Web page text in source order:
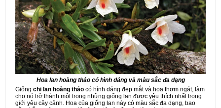
Hoa lan hoàng thảo có hình dáng và màu sắc đa dạng
Giống chi lan hoàng thảo có hình dáng đẹp mắt và hoa thơm ngát, làm
cho nó trở thành một trong những giống lan được yêu thích nhất trong
giới yêu cây cảnh. Hoa của giống lan này có màu sắc đa dạng, bao